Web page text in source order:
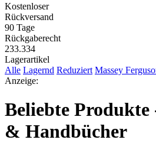
Kostenloser
Rückversand
90 Tage
Rückgaberecht
233.334
Lagerartikel
Alle Lagernd Reduziert Massey
Anzeige:
Beliebte
& Handbücher